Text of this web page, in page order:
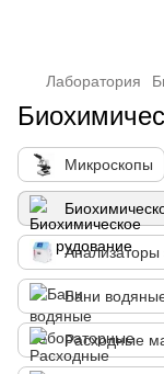
Лаборатория
Микроскопы
Анализаторы
Бани
Расходные